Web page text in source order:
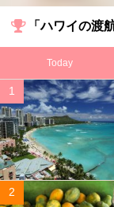
「ハワイの渡
Today